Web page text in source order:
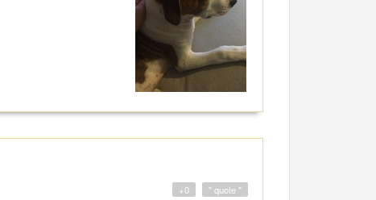
" quote "
+0